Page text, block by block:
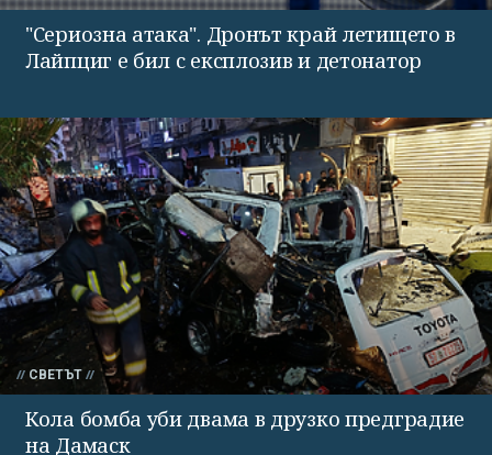
"Сериозна атака". Дронът край летището в
Лайпциг е бил с експлозив и детонатор
СВЕТЪТ
Кола бомба уби двама в друзко предградие
на Дамаск